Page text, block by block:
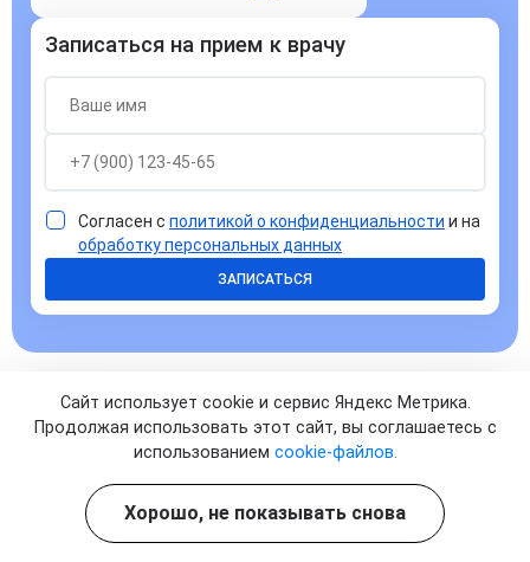
Записаться на прием к врачу
Согласен с политикой о конфиденциальности и на
обработку персональных данных
ЗАПИСАТЬСЯ
Ответы на часто задаваемые
вопросы
Сайт использует cookie и сервис Яндекс Метрика.
Продолжая использовать этот сайт, вы соглашаетесь с
использованием cookie-файлов.
Хорошо, не показывать снова